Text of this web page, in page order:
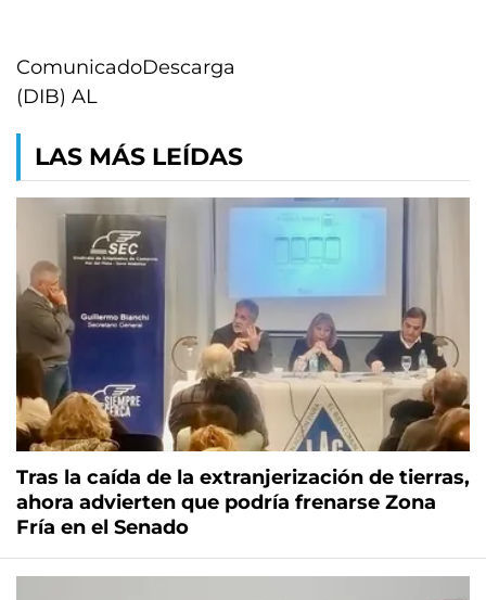
ComunicadoDescarga
(DIB) AL
LAS MÁS LEÍDAS
Tras la caída de la extranjerización de tierras,
ahora advierten que podría frenarse Zona
Fría en el Senado